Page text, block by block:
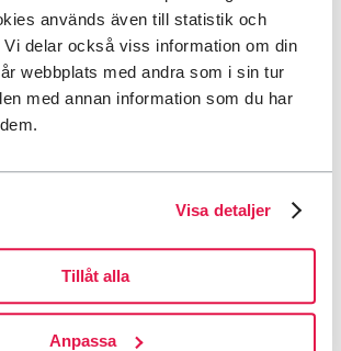
används även till statistik och
delar också viss information om din
webbplats med andra som i sin tur
med annan information som du har
Visa detaljer
Tillåt alla
Anpassa